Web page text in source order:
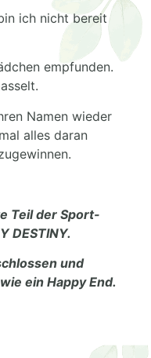
ich nicht bereit
empfunden.
Namen wieder
alles daran
Teil der Sport-
DESTINY.
und
ein Happy End.